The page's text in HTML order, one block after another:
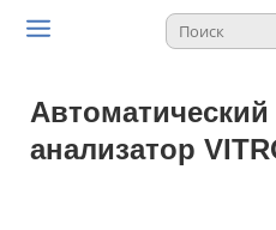
анализатор